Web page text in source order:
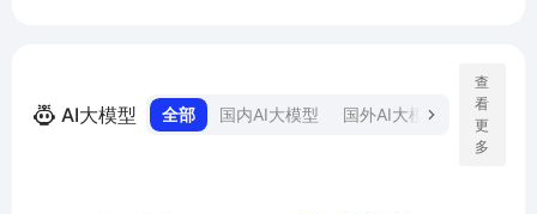
AI大模型 全部 国内AI大模型 国外AI大模型 语言AI
查
看
更
多